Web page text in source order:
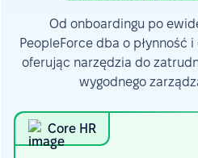
Od onboardingu po
PeopleForce dba o płynność
oferując narzędzia do
wygodnego
Core HR